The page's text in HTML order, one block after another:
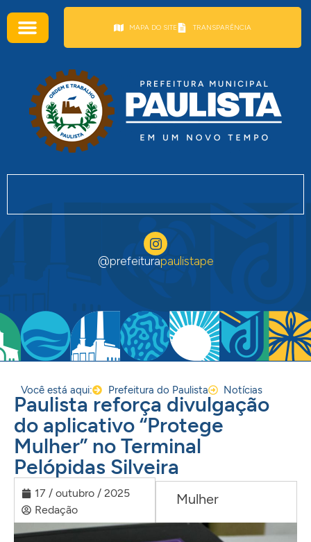
MAPA DO SITE TRANSPARÊNCIA
@prefeiturapaulistape
Você está aqui: Prefeitura do Paulista Notícias
Paulista reforça divulgação
do aplicativo “Protege
Mulher” no Terminal
Pelópidas Silveira
17 / outubro / 2025
Redação
Mulher